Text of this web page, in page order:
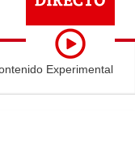
Experimental